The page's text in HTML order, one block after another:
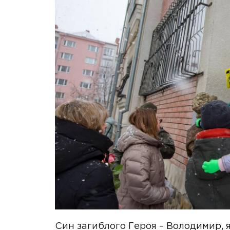
Син загиблого Героя – Володимир,